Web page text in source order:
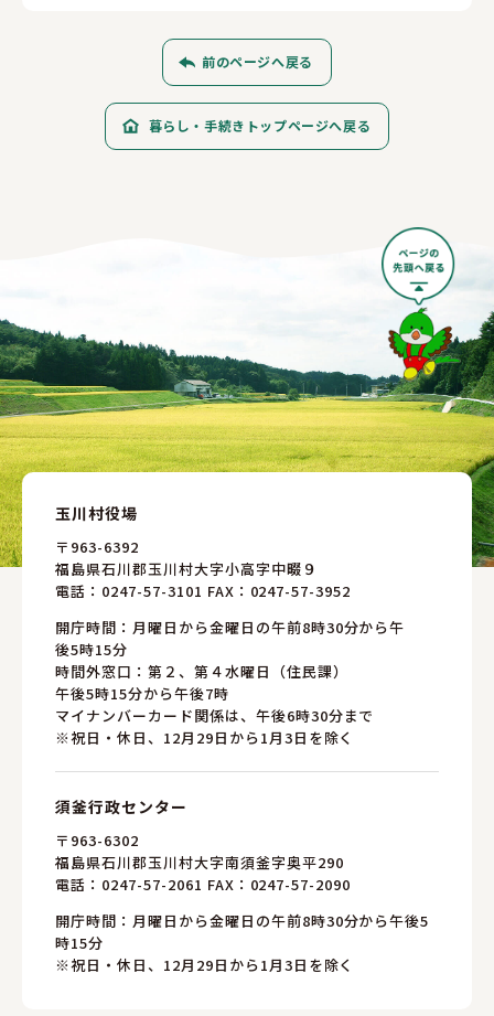
前のページへ戻る
暮らし・手続きトップページへ戻る
玉川村役場
〒963-6392
福島県石川郡玉川村大字小高字中畷９
電話： 0247-57-3101 FAX：0247-57-3952
開庁時間：月曜日から金曜日の午前8時30分から午
後5時15分
時間外窓口：第２、第４水曜日（住民課）
午後5時15分から午後7時
マイナンバーカード関係は、午後6時30分まで
※祝日・休日、12月29日から1月3日を除く
須釜行政センター
〒963-6302
福島県石川郡玉川村大字南須釜字奥平290
電話： 0247-57-2061 FAX：0247-57-2090
開庁時間：月曜日から金曜日の午前8時30分から午後5
時15分
※祝日・休日、12月29日から1月3日を除く